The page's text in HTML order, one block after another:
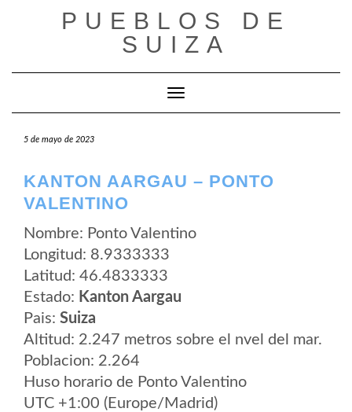
PUEBLOS DE
SUIZA
Cambiar modo de navegación
5 de mayo de 2023
KANTON AARGAU – PONTO
VALENTINO
Nombre: Ponto Valentino
Longitud: 8.9333333
Latitud: 46.4833333
Estado: Kanton Aargau
Pais: Suiza
Altitud: 2.247 metros sobre el nvel del mar.
Poblacion: 2.264
Huso horario de Ponto Valentino
UTC +1:00 (Europe/Madrid)